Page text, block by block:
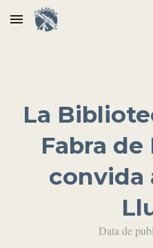
Skip to main content
La
Fabra
convida
Data de